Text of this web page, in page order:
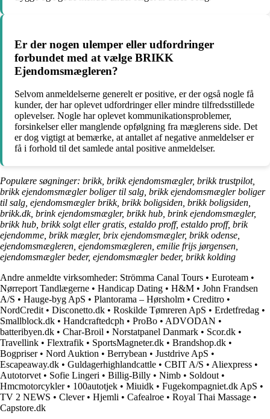
Er der nogen ulemper eller udfordringer
forbundet med at vælge BRIKK
Ejendomsmægleren?
Selvom anmeldelserne generelt er positive, er der også nogle få
kunder, der har oplevet udfordringer eller mindre tilfredsstillede
oplevelser. Nogle har oplevet kommunikationsproblemer,
forsinkelser eller manglende opfølgning fra mæglerens side. Det
er dog vigtigt at bemærke, at antallet af negative anmeldelser er
få i forhold til det samlede antal positive anmeldelser.
Populære søgninger: brikk, brikk ejendomsmægler, brikk trustpilot,
brikk ejendomsmægler boliger til salg, brikk ejendomsmægler boliger
til salg, ejendomsmægler brikk, brikk boligsiden, brikk boligsiden,
brikk.dk, brink ejendomsmægler, brikk hub, brink ejendomsmægler,
brikk hub, brikk solgt eller gratis, estaldo proff, estaldo proff, brik
ejendomme, brikk mægler, brix ejendomsmægler, brikk odense,
ejendomsmægleren, ejendomsmægleren, emilie frijs jørgensen,
ejendomsmægler beder, ejendomsmægler beder, brikk kolding
Andre anmeldte virksomheder: Strömma Canal Tours • Euroteam •
Nørreport Tandlægerne • Handicap Dating • H&M • John Frandsen
A/S • Hauge-byg ApS • Plantorama – Hørsholm • Creditro •
NordCredit • Disconetto.dk • Roskilde Tømreren ApS • Erdetfredag •
Smallblock.dk • Handcraftedcph • ProBo • ADVODAN •
batteribyen.dk • Char-Broil • Norstatpanel Danmark • Scor.dk •
Travellink • Flextrafik • SportsMagneter.dk • Brandshop.dk •
Bogpriser• Nord Auktion • Berrybean • Justdrive ApS •
Escapeaway.dk • Guldagerhighlandcattle • CBIT A/S • Aliexpress •
Autotorvet • Sofie Lingeri • Billig-Billy • Nimb • Soldout •
Hmcmotorcykler• 100autotjek • Miuidk • Fugekompagniet.dk ApS •
TV 2 NEWS • Clever• Hjemli • Cafealroe • Royal Thai Massage •
Capstore.dk